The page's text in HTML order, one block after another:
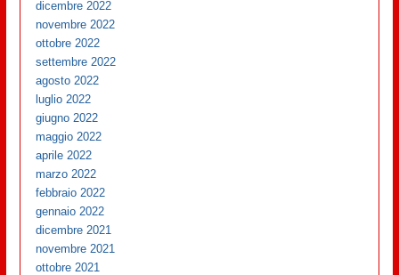
dicembre 2022
novembre 2022
ottobre 2022
settembre 2022
agosto 2022
luglio 2022
giugno 2022
maggio 2022
aprile 2022
marzo 2022
febbraio 2022
gennaio 2022
dicembre 2021
novembre 2021
ottobre 2021